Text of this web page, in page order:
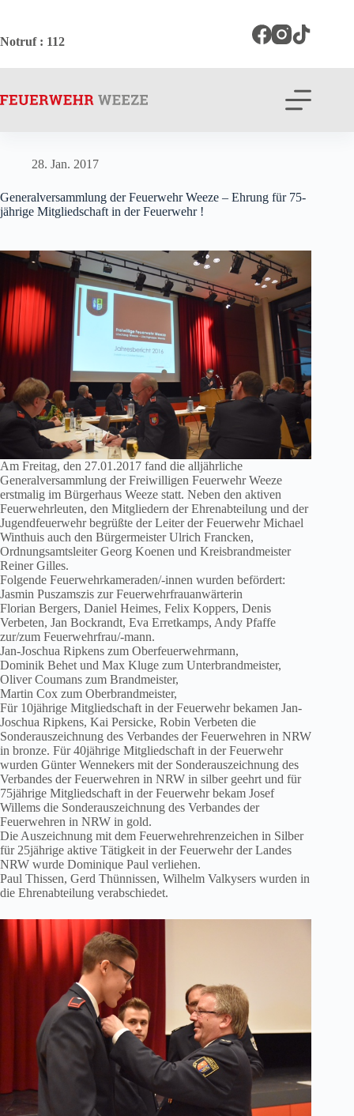
springen
Notruf: 112
28. Jan. 2017
Generalversammlung der Feuerwehr Weeze – Ehrung für 75-
jährige Mitgliedschaft in der Feuerwehr !
Am Freitag, den 27.01.2017 fand die alljährliche
Generalversammlung der Freiwilligen Feuerwehr Weeze
erstmalig im Bürgerhaus Weeze statt. Neben den aktiven
Feuerwehrleuten, den Mitgliedern der Ehrenabteilung und der
Jugendfeuerwehr begrüßte der Leiter der Feuerwehr Michael
Winthuis auch den Bürgermeister Ulrich Francken,
Ordnungsamtsleiter Georg Koenen und Kreisbrandmeister
Reiner Gilles.
Folgende Feuerwehrkameraden/-innen wurden befördert:
Jasmin Puszamszis zur Feuerwehrfrauanwärterin
Florian Bergers, Daniel Heimes, Felix Koppers, Denis
Verbeten, Jan Bockrandt, Eva Erretkamps, Andy Pfaffe
zur/zum Feuerwehrfrau/-mann.
Jan-Joschua Ripkens zum Oberfeuerwehrmann,
Dominik Behet und Max Kluge zum Unterbrandmeister,
Oliver Coumans zum Brandmeister,
Martin Cox zum Oberbrandmeister,
Für 10jährige Mitgliedschaft in der Feuerwehr bekamen Jan-
Joschua Ripkens, Kai Persicke, Robin Verbeten die
Sonderauszeichnung des Verbandes der Feuerwehren in NRW
in bronze. Für 40jährige Mitgliedschaft in der Feuerwehr
wurden Günter Wennekers mit der Sonderauszeichnung des
Verbandes der Feuerwehren in NRW in silber geehrt und für
75jährige Mitgliedschaft in der Feuerwehr bekam Josef
Willems die Sonderauszeichnung des Verbandes der
Feuerwehren in NRW in gold.
Die Auszeichnung mit dem Feuerwehrehrenzeichen in Silber
für 25jährige aktive Tätigkeit in der Feuerwehr der Landes
NRW wurde Dominique Paul verliehen.
Paul Thissen, Gerd Thünnissen, Wilhelm Valkysers wurden in
die Ehrenabteilung verabschiedet.